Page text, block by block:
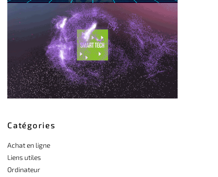
Catégories
Achat en ligne
Liens utiles
Ordinateur